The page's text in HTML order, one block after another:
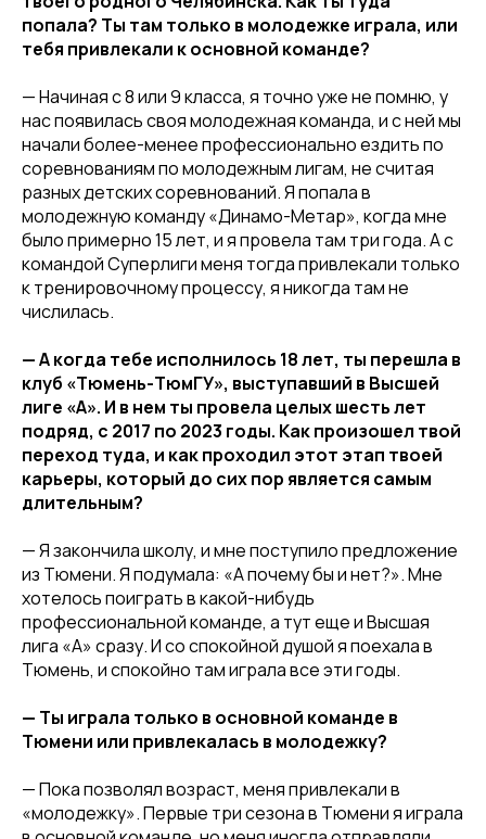
попала? Ты там только в молодежке играла, или
тебя привлекали к основной команде?
— Начиная с 8 или 9 класса, я точно уже не помню, у
нас появилась своя молодежная команда, и с ней мы
начали более-менее профессионально ездить по
соревнованиям по молодежным лигам, не считая
разных детских соревнований. Я попала в
молодежную команду «Динамо-Метар», когда мне
было примерно 15 лет, и я провела там три года. А с
командой Суперлиги меня тогда привлекали только
к тренировочному процессу, я никогда там не
числилась.
— А когда тебе исполнилось 18 лет, ты перешла в
клуб «Тюмень-ТюмГУ», выступавший в Высшей
лиге «А». И в нем ты провела целых шесть лет
подряд, с 2017 по 2023 годы. Как произошел твой
переход туда, и как проходил этот этап твоей
карьеры, который до сих пор является самым
длительным?
— Я закончила школу, и мне поступило предложение
из Тюмени. Я подумала: «А почему бы и нет?». Мне
хотелось поиграть в какой-нибудь
профессиональной команде, а тут еще и Высшая
лига «А» сразу. И со спокойной душой я поехала в
Тюмень, и спокойно там играла все эти годы.
— Ты играла только в основной команде в
Тюмени или привлекалась в молодежку?
— Пока позволял возраст, меня привлекали в
«молодежку». Первые три сезона в Тюмени я играла